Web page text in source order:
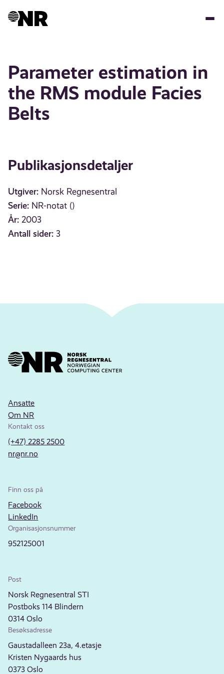
Parameter estimation in
the RMS module Facies
Belts
Publikasjonsdetaljer
Utgiver: Norsk Regnesentral
Serie: NR-notat ()
År: 2003
Antall sider: 3
Ansatte
Om NR
Kontakt oss
(+47) 2285 2500
nr@nr.no
Finn oss på
Facebook
LinkedIn
Organisasjonsnummer
952125001
Post
Norsk Regnesentral STI
Postboks 114 Blindern
0314 Oslo
Besøksadresse
Gaustadalleen 23a, 4.etasje
Kristen Nygaards hus
0373 Oslo